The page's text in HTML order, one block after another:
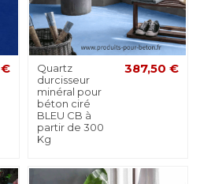
€
Quartz
durcisseur
minéral pour
béton ciré
BLEU CB à
partir de 300
Kg
387,50 €